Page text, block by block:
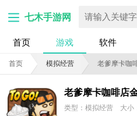
七木手游网
首页 游戏 软件
首页 模拟经营
老爹摩卡咖啡店
类型：模拟经营 大小